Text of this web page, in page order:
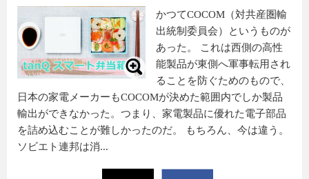
かつてCOCOM（対共産圏輸
出統制委員会）というものが
あった。 これは西側の高性
能製品が東側へ軍事転用され
ることを防ぐためのもので、
日本の家電メーカーもCOCOMが決めた範囲内でしか製品
輸出ができなかった。つまり、家電製品に優れた電子部品
を詰め込むことが難しかったのだ。 もちろん、今は違う。
ソビエト連邦は消...